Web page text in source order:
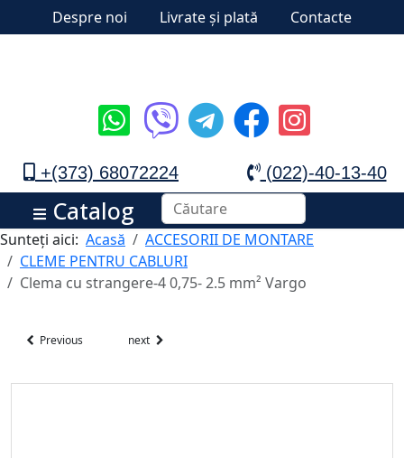
Despre noi Livrate și plată Contacte
+(373) 68072224 (022)-40-13-40
Catalog
Sunteți aici: Acasă
ACCESORII DE MONTARE
CLEME PENTRU CABLURI
Clema cu strangere-4 0,75- 2.5 mm² Vargo
Previous next